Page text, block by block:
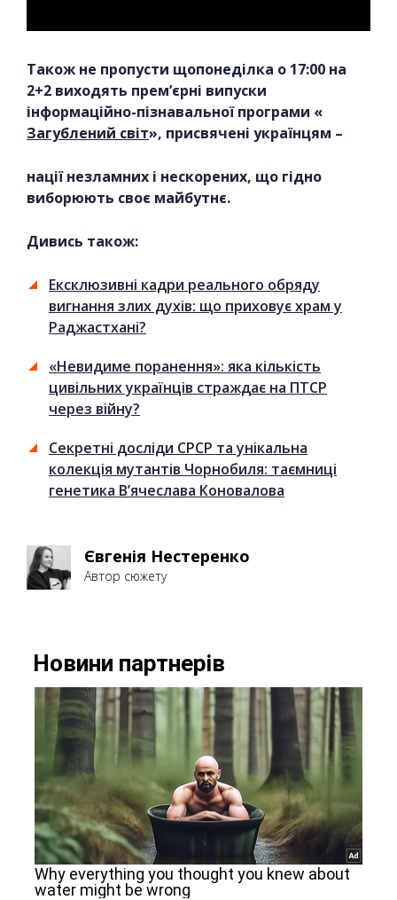
Також не пропусти щопонеділка о 17:00 на
2+2 виходять прем’єрні випуски
інформаційно-пізнавальної програми «
Загублений світ», присвячені українцям –
нації незламних і нескорених, що гідно
виборюють своє майбутнє.
Дивись також:
Ексклюзивні кадри реального обряду
вигнання злих духів: що приховує храм у
Раджастхані?
«Невидиме поранення»: яка кількість
цивільних українців страждає на ПТСР
через вiйну?
Секретні досліди СРСР та унікальна
колекція мутантів Чорнобиля: таємниці
генетика В’ячеслава Коновалова
Євгенія Нестеренко
Автор сюжету